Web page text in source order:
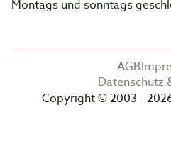
Montags und sonntags
AGB
Datenschutz
Copyright © 2003 -